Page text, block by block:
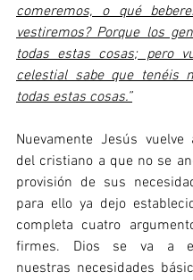
comeremos, o qué
vestiremos? Porque los
todas estas cosas; pero
celestial sabe que tenéis
todas estas cosas.”
Nuevamente Jesús vuelve
del cristiano a que no se
provisión de sus
para ello ya dejo
completa cuatro
firmes. Dios se va a
nuestras necesidades